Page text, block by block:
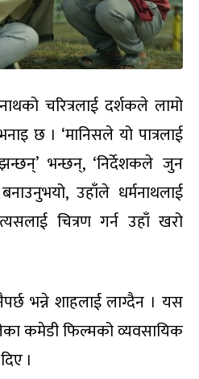
चरित्रलाई दर्शकले लामो
छ । ‘मानिसले यो पात्रलाई
भन्छन्, ‘निर्देशकले जुन
उहाँले धर्मनाथलाई
चित्रण गर्न उहाँ खरो
भन्ने शाहलाई लाग्दैन । यस
कमेडी फिल्मको व्यवसायिक
।